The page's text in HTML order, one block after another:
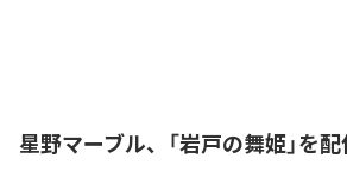
星野マーブル、「岩戸の舞姫」を